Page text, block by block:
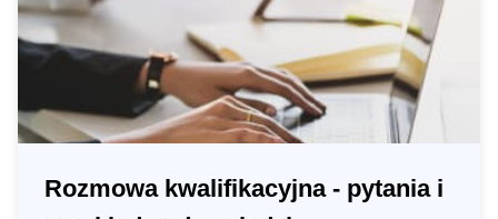
Rozmowa kwalifikacyjna - pytania i